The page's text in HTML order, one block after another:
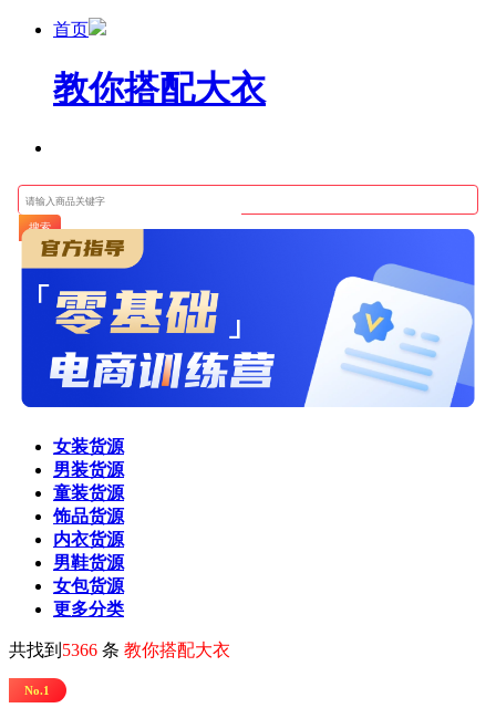
首页
教你搭配大衣
搜索
女装货源
男装货源
童装货源
饰品货源
内衣货源
男鞋货源
女包货源
更多分类
共找到 5366 条 教你搭配大衣
No.1